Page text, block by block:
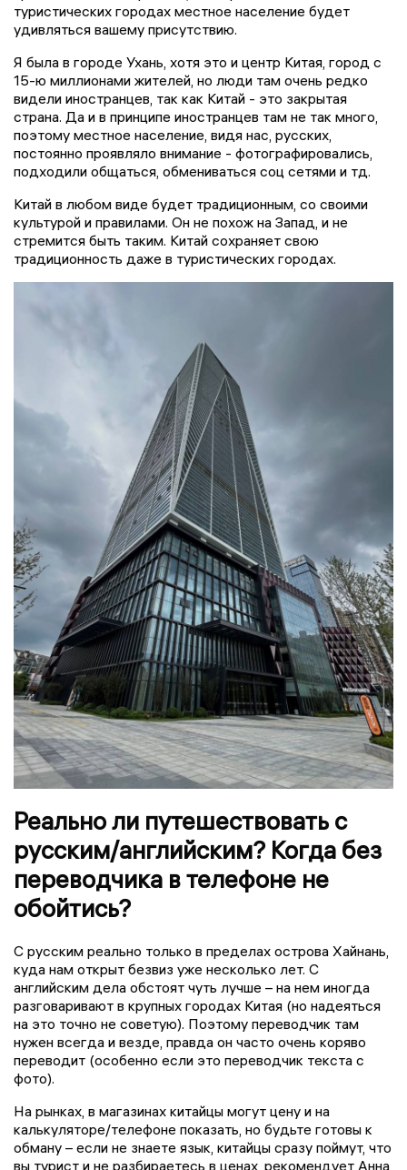
туристических городах местное население будет
удивляться вашему присутствию.
Я была в городе Ухань, хотя это и центр Китая, город с
15-ю миллионами жителей, но люди там очень редко
видели иностранцев, так как Китай - это закрытая
страна. Да и в принципе иностранцев там не так много,
поэтому местное население, видя нас, русских,
постоянно проявляло внимание - фотографировались,
подходили общаться, обмениваться соц сетями и тд.
Китай в любом виде будет традиционным, со своими
культурой и правилами. Он не похож на Запад, и не
стремится быть таким. Китай сохраняет свою
традиционность даже в туристических городах.
Реально ли путешествовать с
русским/английским? Когда без
переводчика в телефоне не
обойтись?
С русским реально только в пределах острова Хайнань,
куда нам открыт безвиз уже несколько лет. С
английским дела обстоят чуть лучше – на нем иногда
разговаривают в крупных городах Китая (но надеяться
на это точно не советую). Поэтому переводчик там
нужен всегда и везде, правда он часто очень коряво
переводит (особенно если это переводчик текста с
фото).
На рынках, в магазинах китайцы могут цену и на
калькуляторе/телефоне показать, но будьте готовы к
обману – если не знаете язык, китайцы сразу поймут, что
вы турист и не разбираетесь в ценах, рекомендует Анна